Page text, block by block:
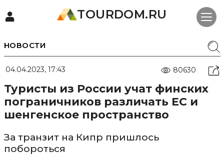
TOURDOM.RU
НОВОСТИ
04.04.2023, 17:43 80630
Туристы из России учат финских
пограничников различать ЕС и
шенгенское пространство
За транзит на Кипр пришлось
побороться